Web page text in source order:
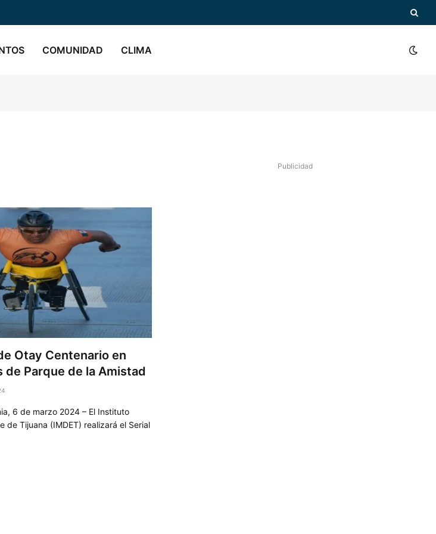
COMUNIDAD CLIMA
Otay Centenario en
de Parque de la Amistad
6 de marzo 2024 – El Instituto
de Tijuana (IMDET) realizará el Serial
Publicidad